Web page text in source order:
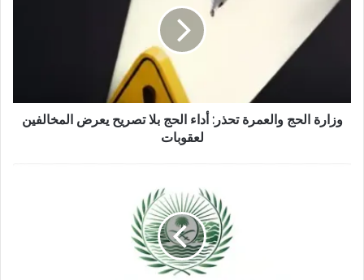
ب
وزارة الحج والعمرة تحذر: أداء الحج بلا تصريح يعرض المخالفين
لعقوبات